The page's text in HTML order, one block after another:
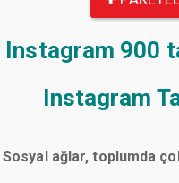
Instagram 900
Instagram
Sosyal ağlar, toplumda